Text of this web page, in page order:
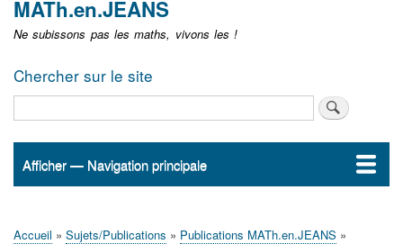
MATh.en.JEANS
Ne subissons pas les maths, vivons les !
Chercher sur le site
Navigation
Afficher — Navigation principale
Accueil
Actualités
MATh.en.JEANS ?
Régions et Ateliers
Créer, gérer un atelier
Sujets/Publications
Congrès
Accueil Sujets/Publications
Publications MATh.en.JEANS